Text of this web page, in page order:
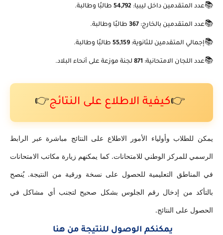
📚عدد المتقدمين داخل ليبيا: طالبًا وطالبة.
📚عدد المتقدمين بالخارج: 367 طالبًا وطالبة.
📚إجمالي المتقدمين للثانوية: 55,159 طالبًا وطالبة.
📚عدد اللجان الامتحانية: لجنة موزعة على أنحاء البلاد.
👉كيفية الاطلاع على النتائج👉
يمكن للطلاب وأولياء الأمور الاطلاع على النتائج مباشرة عبر الرابط
الرسمي للمركز الوطني للامتحانات. كما يمكنهم زيارة مكاتب الامتحانات
في المناطق التعليمية للحصول على نسخة ورقية من النتيجة. يُنصح
بالتأكد من إدخال رقم الجلوس بشكل صحيح لتجنب أي مشاكل في
الحصول على النتائج.
يمكنكم الوصول للنتيجة من هنا